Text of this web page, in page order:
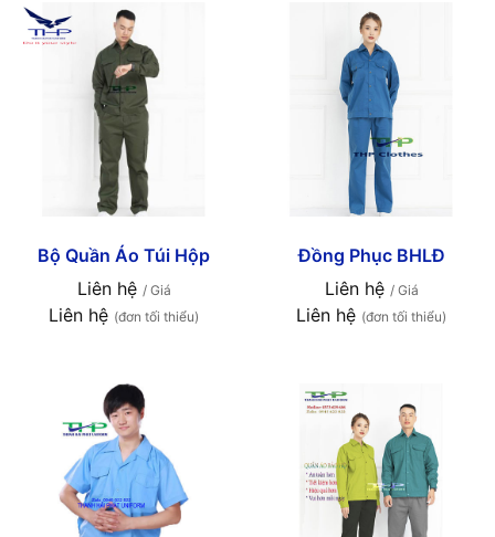
Bộ Quần Áo Túi Hộp
Liên hệ / Giá
Liên hệ (đơn tối thiểu)
Đồng Phục BHLĐ
Liên hệ / Giá
Liên hệ (đơn tối thiểu)